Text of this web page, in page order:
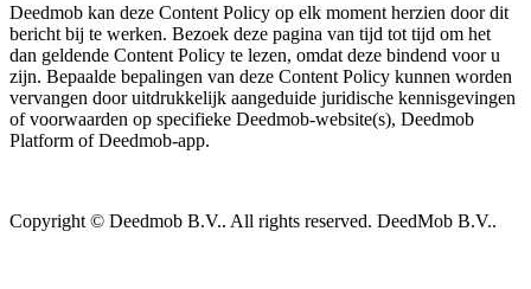
Deedmob kan deze Content Policy op elk moment herzien door dit
bericht bij te werken. Bezoek deze pagina van tijd tot tijd om het
dan geldende Content Policy te lezen, omdat deze bindend voor u
zijn. Bepaalde bepalingen van deze Content Policy kunnen worden
vervangen door uitdrukkelijk aangeduide juridische kennisgevingen
of voorwaarden op specifieke Deedmob-website(s), Deedmob
Platform of Deedmob-app.
Copyright © Deedmob B.V.. All rights reserved. DeedMob B.V..